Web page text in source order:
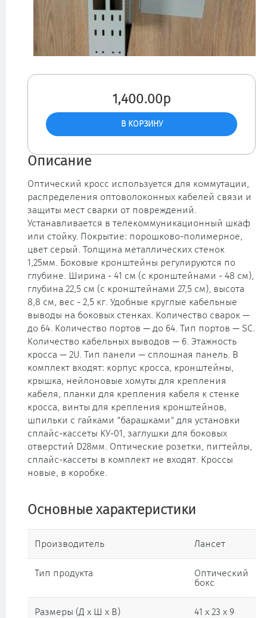
1,400.00р
Описание
Оптический кросс используется для коммутации,
распределения оптоволоконных кабелей связи и
защиты мест сварки от повреждений.
Устанавливается в телекоммуникационный шкаф
или стойку. Покрытие: порошково-полимерное,
цвет серый. Толщина металлических стенок
1,25мм. Боковые кронштейны регулируются по
глубине. Ширина - 41 см (с кронштейнами - 48 см),
глубина 22,5 см (с кронштейнами 27,5 см), высота
8,8 см, вес - 2,5 кг. Удобные круглые кабельные
выводы на боковых стенках. Количество сварок —
до 64. Количество портов — до 64. Тип портов — SC.
Количество кабельных выводов — 6. Этажность
кросса — 2U. Тип панели — сплошная панель. В
комплект входят: корпус кросса, кронштейны,
крышка, нейлоновые хомуты для крепления
кабеля, планки для крепления кабеля к стенке
кросса, винты для крепления кронштейнов,
шпильки с гайками "барашками" для установки
сплайс-кассеты КУ-01, заглушки для боковых
отверстий D28мм. Оптические розетки, пигтейлы,
сплайс-кассеты в комплект не входят. Кроссы
новые, в коробке.
Основные характеристики
Производитель Лансет
Тип продукта
Оптический
бокс
Размеры (Д х Ш х В) 41 x 23 x 9